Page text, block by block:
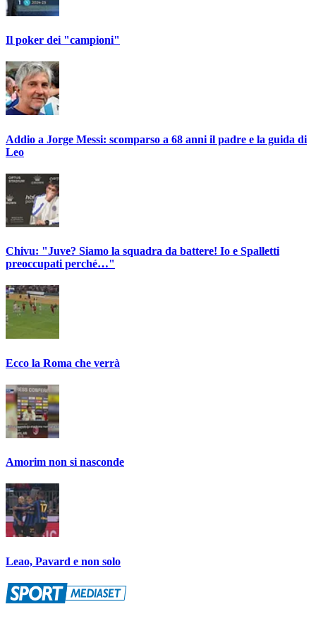
Il poker dei "campioni"
Addio a Jorge Messi: scomparso a 68 anni il padre e la guida di
Leo
Chivu: "Juve? Siamo la squadra da battere! Io e Spalletti
preoccupati perché…"
Ecco la Roma che verrà
Amorim non si nasconde
Leao, Pavard e non solo